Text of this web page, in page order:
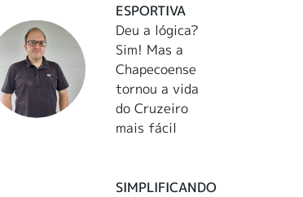
ESPORTIVA
Deu a lógica?
Sim! Mas a
Chapecoense
tornou a vida
do Cruzeiro
mais fácil
SIMPLIFICANDO